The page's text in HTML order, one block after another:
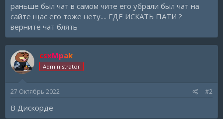
а
раньше был чат в самом чите его убрали был чат на
сайте щас его тоже нету.... ГДЕ ИСКАТЬ ПАТИ ?
верните чат блять
csxMpak
Administrator
27 Октябрь 2022 #2
В Дискорде